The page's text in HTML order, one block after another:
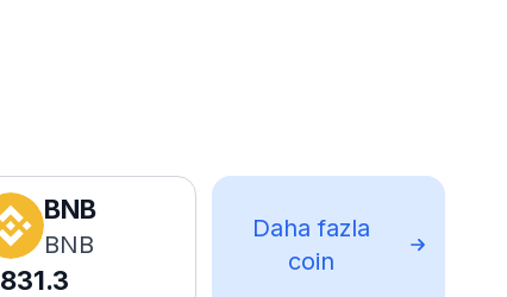
BNB
BNB
831.3
Daha fazla
coin